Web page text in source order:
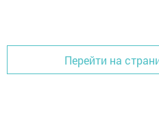
Перейти на